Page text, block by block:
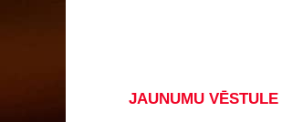
JAUNUMU VĒSTULE